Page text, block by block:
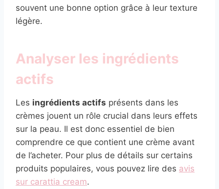
souvent une bonne option grâce à leur texture
légère.
Analyser les ingrédients
actifs
Les ingrédients actifs présents dans les
crèmes jouent un rôle crucial dans leurs effets
sur la peau. Il est donc essentiel de bien
comprendre ce que contient une crème avant
de l’acheter. Pour plus de détails sur certains
produits populaires, vous pouvez lire des avis
sur carattia cream.